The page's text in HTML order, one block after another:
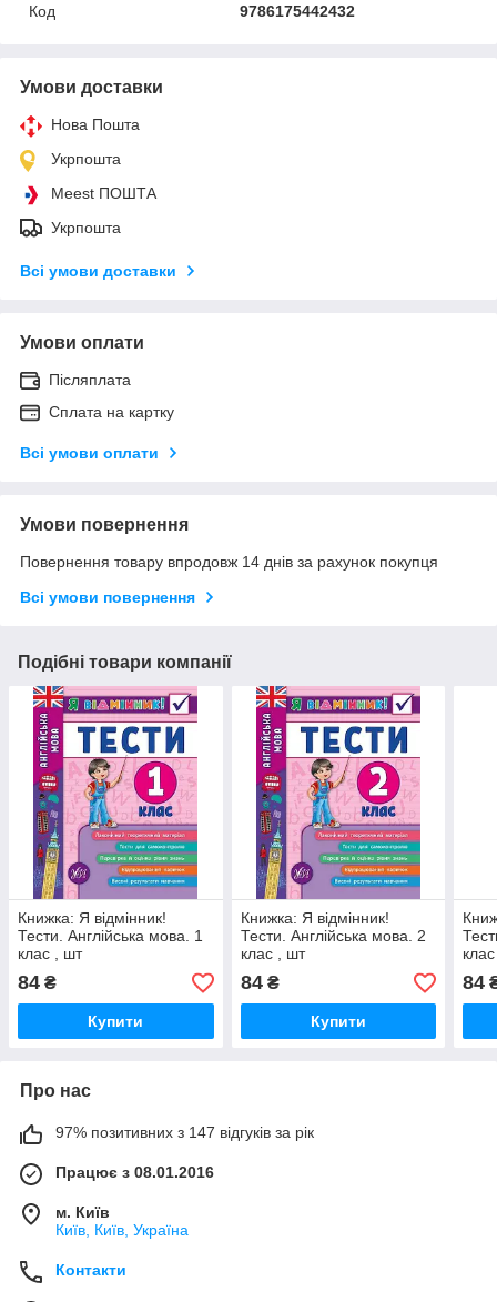
Код
9786175442432
Умови доставки
Нова Пошта
Укрпошта
Meest ПОШТА
Укрпошта
Всі умови доставки
Умови оплати
Післяплата
Сплата на картку
Всі умови оплати
Умови повернення
Повернення товару впродовж 14 днів за рахунок покупця
Всі умови повернення
Подібні товари компанії
Книжка: Я відмінник!
Тести. Англійська мова. 1
клас , шт
84 ₴
Купити
Книжка: Я відмінник!
Тести. Англійська мова. 2
клас , шт
84₴
Купити
84
Про нас
97% позитивних з 147 відгуків за рік
Працює з 08.01.2016
м. Київ
Київ, Київ, Україна
Контакти